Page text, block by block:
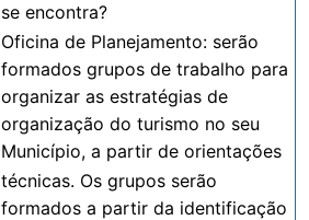
se encontra?
Oficina de Planejamento: serão
formados grupos de trabalho para
organizar as estratégias de
organização do turismo no seu
Município, a partir de orientações
técnicas. Os grupos serão
formados a partir da identificação